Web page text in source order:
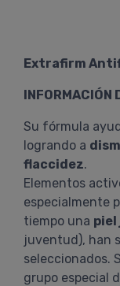
Extrafirm
INFORMACIÓN
Su fórmula
logrando a
flaccidez.
Elementos
especialmente
tiempo una piel
juventud), han
seleccionados.
grupo especial